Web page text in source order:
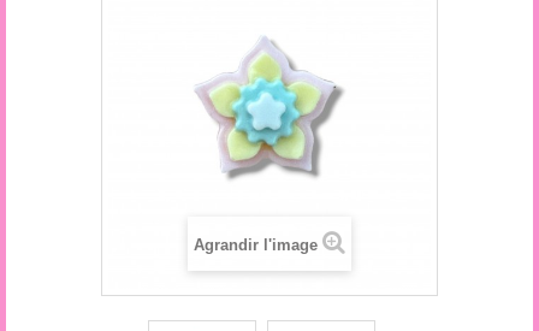
Agrandir l'image